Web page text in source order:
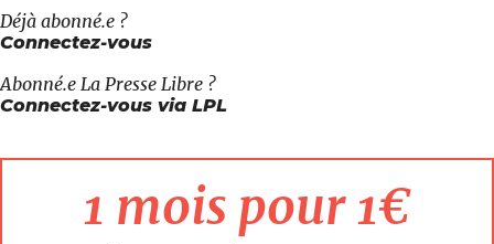
Déjà abonné.e ?
Connectez-vous
Abonné.e La Presse Libre ?
Connectez-vous via LPL
1 mois pour 1€